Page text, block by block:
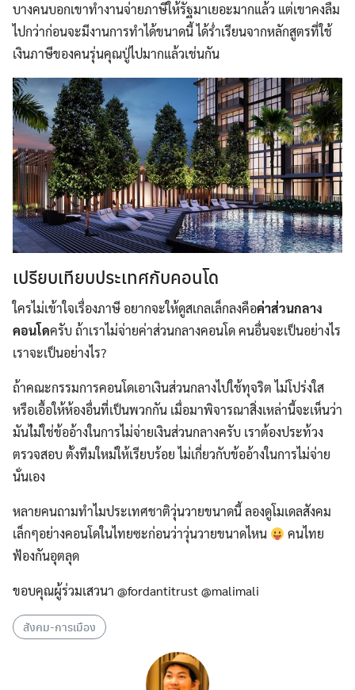
Search
บางคนบอกเขาทำงานจ่ายภาษีให้รัฐมาเยอะมากแล้ว แต่เขาคงลืม
ไปกว่าก่อนจะมีงานการทำได้ขนาดนี้ ได้ร่ำเรียนจากหลักสูตรที่ใช้
เงินภาษีของคนรุ่นคุณปู่ไปมากแล้วเช่นกัน
เปรียบเทียบประเทศกับคอนโด
ใครไม่เข้าใจเรื่องภาษี อยากจะให้ดูสเกลเล็กลงคือค่าส่วนกลาง
คอนโดครับ ถ้าเราไม่จ่ายค่าส่วนกลางคอนโด คนอื่นจะเป็นอย่างไร
เราจะเป็นอย่างไร?
ถ้าคณะกรรมการคอนโดเอาเงินส่วนกลางไปใช้ทุจริต ไม่โปร่งใส
หรือเอื้อให้ห้องอื่นที่เป็นพวกกัน เมื่อมาพิจารณาสิ่งเหล่านี้จะเห็นว่า
มันไ่ม่ใช่ข้ออ้างในการไม่จ่ายเงินส่วนกลางครับ เราต้องประท้วง
ตรวจสอบ ตั้งทีมใหม่ให้เรียบร้อย ไม่เกี่ยวกับข้ออ้างในการไม่จ่าย
นั่นเอง
หลายคนถามทำไมประเทศชาติวุ่นวายขนาดนี้ ลองดูโมเดลสังคม
เล็กๆอย่างคอนโดในไทยซะก่อนว่าวุ่นวายขนาดไหน
คนไทย
ฟ้องกันอุตลุด
ขอบคุณผู้ร่วมเสวนา @fordantitrust @malimali
สังคม-การเมือง